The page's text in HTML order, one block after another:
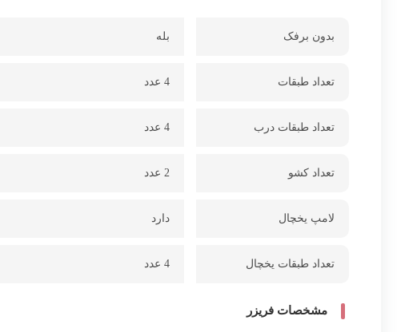
بدون برفک بله
تعداد طبقات 4 عدد
تعداد طبقات درب 4 عدد
تعداد کشو 2 عدد
لامپ یخچال دارد
تعداد طبقات یخچال 4 عدد
مشخصات فریزر